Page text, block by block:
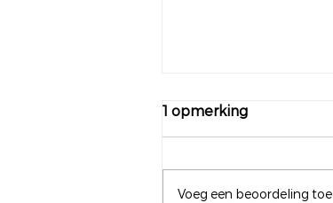
1 opmerking
Voeg een beoordeling toe